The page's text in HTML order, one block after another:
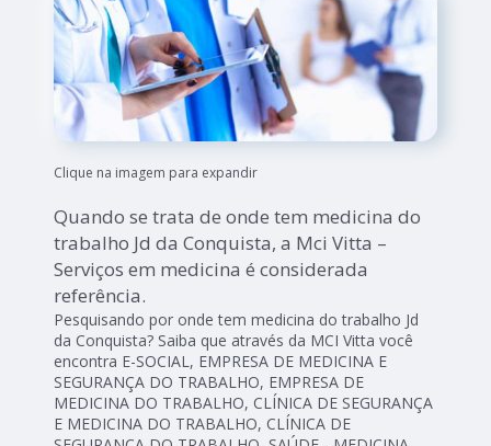
Clique na imagem para expandir
Quando se trata de onde tem medicina do
trabalho Jd da Conquista, a Mci Vitta –
Serviços em medicina é considerada
referência.
Pesquisando por onde tem medicina do trabalho Jd
da Conquista? Saiba que através da MCI Vitta você
encontra E-SOCIAL, EMPRESA DE MEDICINA E
SEGURANÇA DO TRABALHO, EMPRESA DE
MEDICINA DO TRABALHO, CLÍNICA DE SEGURANÇA
E MEDICINA DO TRABALHO, CLÍNICA DE